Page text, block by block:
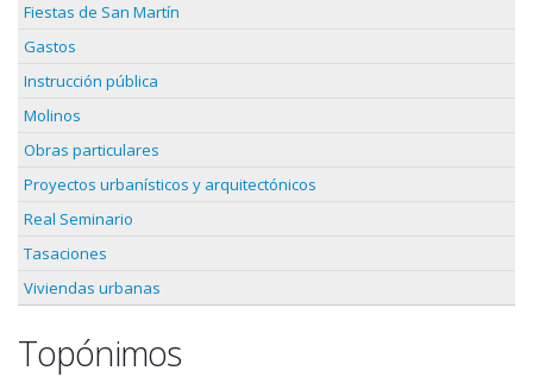
Fiestas de San Martín
Gastos
Instrucción pública
Molinos
Obras particulares
Proyectos urbanísticos y arquitectónicos
Real Seminario
Tasaciones
Viviendas urbanas
Topónimos